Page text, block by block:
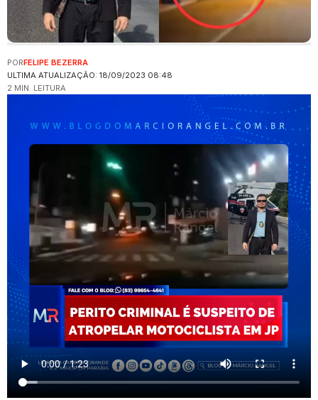
ULTIMA ATUALIZAÇÃO: 18/09/2023 08:48
PORFELIPE BEZERRA
2 MIN. LEITURA